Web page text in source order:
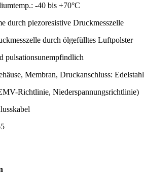
-40 bis +70°C
durch piezoresistive Druckmesszelle
durch ölgefülltes Luftpolster
pulsationsunempfindlich
Membran, Druckanschluss: Edelstahl
Richtlinie, Niederspannungsrichtlinie)